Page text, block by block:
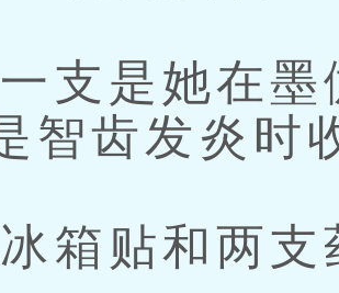
支是她在墨
智齿发炎时
箱贴和两支